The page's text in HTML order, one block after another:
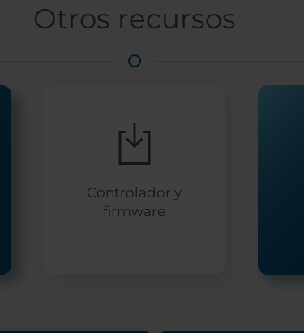
Otros recursos
Controlador y
firmware